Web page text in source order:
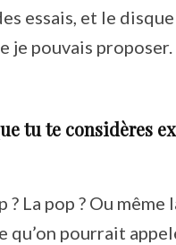
essais, et le
je pouvais
tu te considères
? La pop ? Ou
pourrait